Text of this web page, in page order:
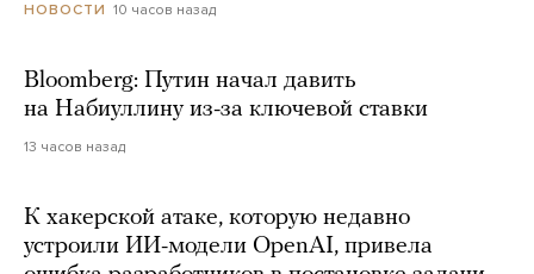
НОВОСТИ 10 часов назад
Bloomberg: Путин начал давить
на Набиуллину из-за ключевой ставки
13 часов назад
К хакерской атаке, которую недавно
устроили ИИ-модели OpenAI, привела